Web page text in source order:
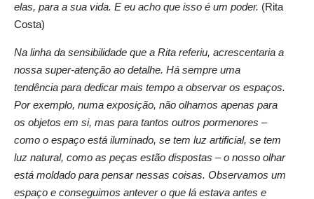
elas, para a sua vida. E eu acho que isso é um poder. (Rita
Costa)
Na linha da sensibilidade que a Rita referiu, acrescentaria a
nossa super-atenção ao detalhe. Há sempre uma
tendência para dedicar mais tempo a observar os espaços.
Por exemplo, numa exposição, não olhamos apenas para
os objetos em si, mas para tantos outros pormenores –
como o espaço está iluminado, se tem luz artificial, se tem
luz natural, como as peças estão dispostas – o nosso olhar
está moldado para pensar nessas coisas. Observamos um
espaço e conseguimos antever o que lá estava antes e